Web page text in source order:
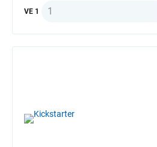
VE 1 Anzahl